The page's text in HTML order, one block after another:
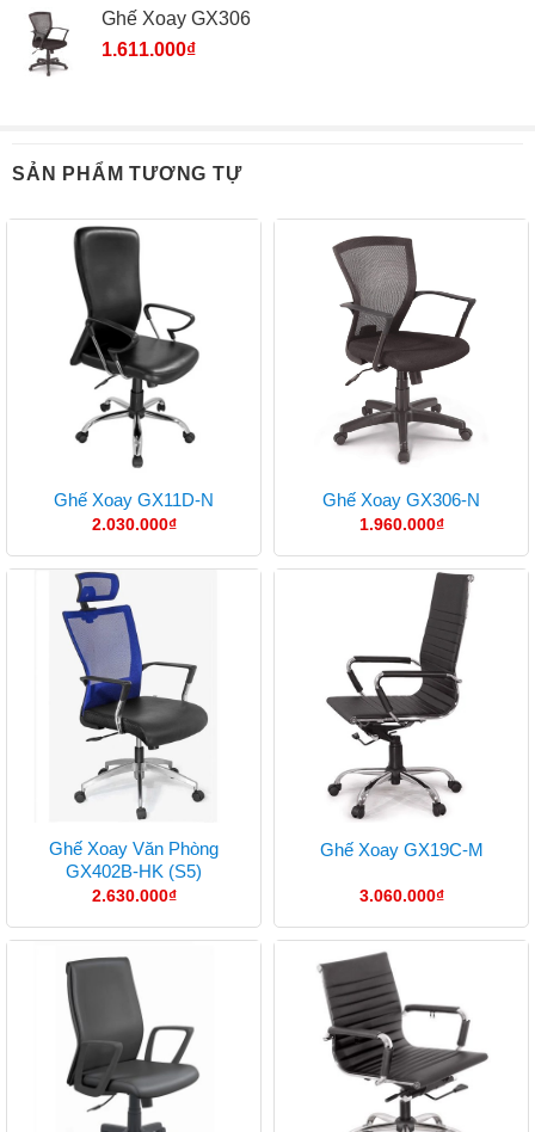
Ghế Xoay GX306
1.611.000₫
SẢN PHẨM TƯƠNG TỰ
Ghế Xoay GX11D-N
2.030.000₫
Ghế Xoay GX306-N
1.960.000₫
Ghế Xoay Văn Phòng
GX402B-HK (S5)
2.630.000₫
Ghế Xoay GX19C-M
3.060.000₫